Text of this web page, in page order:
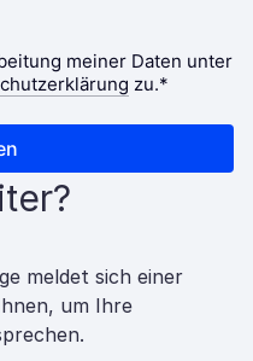
meldet sich einer
um Ihre